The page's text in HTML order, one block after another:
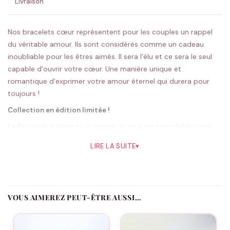
Nos bracelets cœur représentent pour les couples un rappel
du véritable amour. Ils sont considérés comme un cadeau
inoubliable pour les êtres aimés. Il sera l’élu et ce sera le seul
capable d’ouvrir votre cœur. Une manière unique et
romantique d’exprimer votre amour éternel qui durera pour
toujours !
Collection en édition limitée !
Imaginés pour les âmes éprises d’aventure et de romance, les
cadeau idéal pour symboliser un amour qui guide et soutient,
LIRE LA SUITE▾
VOUS AIMEREZ PEUT-ÊTRE AUSSI…